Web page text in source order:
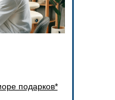
подарков*